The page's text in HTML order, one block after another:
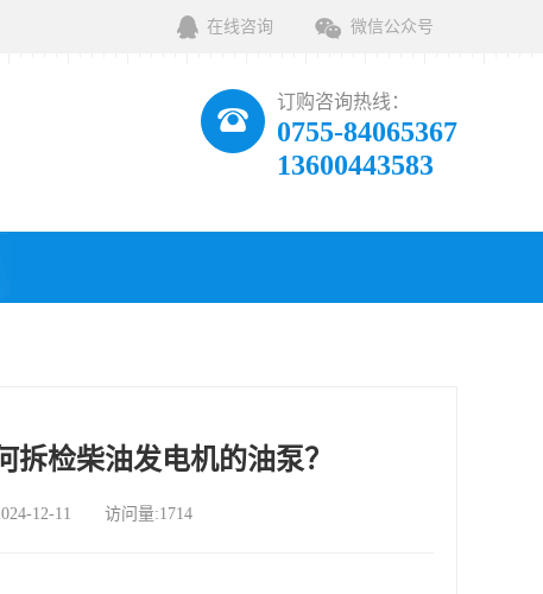
在线咨询 微信公众号
订购咨询热线：
0755-84065367
13600443583
检柴油发电机的油泵？
12-11 访问量:1714